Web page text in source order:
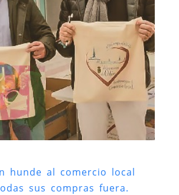
hunde al comercio local
sus compras fuera.